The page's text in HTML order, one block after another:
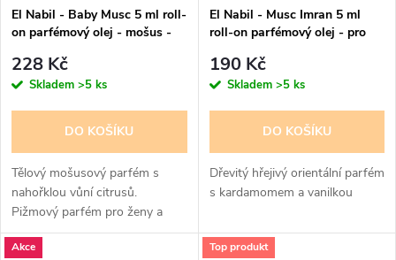
El Nabil - Baby Musc 5 ml roll-
on parfémový olej - mošus -
228 Kč
Skladem >5 ks
DO KOŠÍKU
Tělový mošusový parfém s
nahořklou vůní citrusů.
Pižmový parfém pro ženy a
dívky. parfémový olej, hodně
intenzivní „skin-like“
El Nabil - Musc Imran 5 ml
roll-on parfémový olej - pro
190 Kč
Skladem >5 ks
DO KOŠÍKU
Dřevitý hřejivý orientální parfém
s kardamomem a vanilkou
Akce
Top produkt